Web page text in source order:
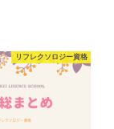
リフレクソロジー資格